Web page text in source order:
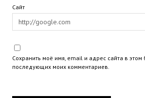
Сайт
Сохранить моё имя, email и адрес сайта в этом
последующих моих комментариев.